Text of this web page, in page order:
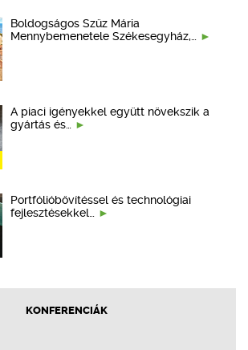
Boldogságos Szűz Mária
Mennybemenetele Székesegyház,…
A piaci igényekkel együtt növekszik a
gyártás és…
Portfólióbővítéssel és technológiai
fejlesztésekkel…
KONFERENCIÁK